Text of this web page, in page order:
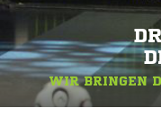
WIR BRINGEN